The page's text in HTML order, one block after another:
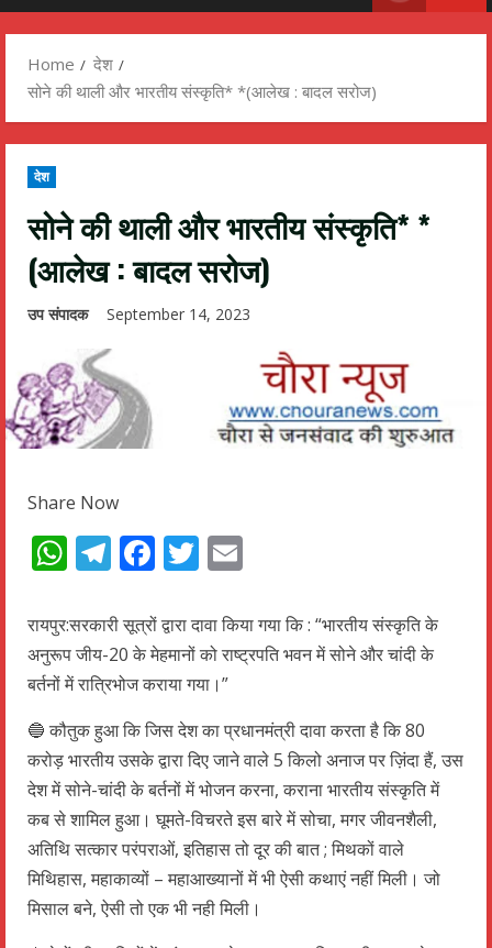
Home
देश
सोने की थाली और भारतीय संस्कृति* *(आलेख : बादल सरोज)
देश
सोने की थाली और भारतीय संस्कृति* *
(आलेख : बादल सरोज)
उप संपादक September 14, 2023
Share Now
WhatsApp
Telegram
Facebook
Twitter
रायपुर:सरकारी सूत्रों द्वारा दावा किया गया कि : “भारतीय संस्कृति के
अनुरूप जीय-20 के मेहमानों को राष्ट्रपति भवन में सोने और चांदी के
बर्तनों में रात्रिभोज कराया गया।”
🔵 कौतुक हुआ कि जिस देश का प्रधानमंत्री दावा करता है कि 80
करोड़ भारतीय उसके द्वारा दिए जाने वाले 5 किलो अनाज पर ज़िंदा हैं, उस
देश में सोने-चांदी के बर्तनों में भोजन करना, कराना भारतीय संस्कृति में
कब से शामिल हुआ। घूमते-विचरते इस बारे में सोचा, मगर जीवनशैली,
अतिथि सत्कार परंपराओं, इतिहास तो दूर की बात ; मिथकों वाले
मिथिहास, महाकाव्यों – महाआख्यानों में भी ऐसी कथाएं नहीं मिली। जो
मिसाल बने, ऐसी तो एक भी नही मिली।